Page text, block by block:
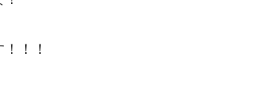
！！